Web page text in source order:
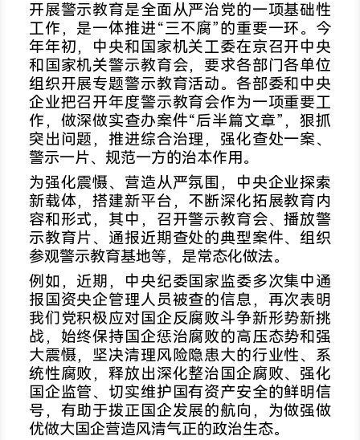
开展警示教育是全面从严治党的一项基础性
工作，是一体推进“三不腐”的重要一环。今
年年初，中央和国家机关工委在京召开中央
和国家机关警示教育会，要求各部门各单位
组织开展专题警示教育活动。各部委和中央
企业把召开年度警示教育会作为一项重要工
作，做深做实查办案件“后半篇文章”，狠抓
突出问题，推进综合治理，强化查处一案、
警示一片、规范一方的治本作用。
为强化震慑、营造从严氛围，中央企业探索
新载体，搭建新平台，不断深化拓展教育内
容和形式，其中，召开警示教育会、播放警
示教育片、通报近期查处的典型案件、组织
参观警示教育基地等，是常态化做法。
例如，近期，中央纪委国家监委多次集中通
报国资央企管理人员被查的信息，再次表明
我们党积极应对国企反腐败斗争新形势新挑
战，始终保持国企惩治腐败的高压态势和强
大震慑，坚决清理风险隐患大的行业性、系
统性腐败，释放出深化整治国企腐败、强化
国企监管、切实维护国有资产安全的鲜明信
号，有助于拨正国企发展的航向，为做强做
优做大国企营造风清气正的政治生态。